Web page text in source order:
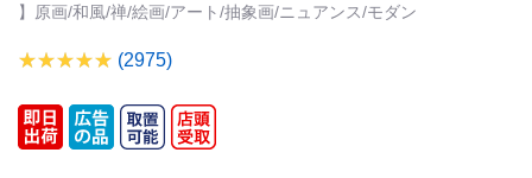
】原画/和風/禅/絵画/アート/抽象画/ニュアンス/モダン
(2975)